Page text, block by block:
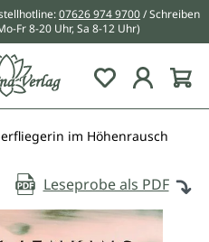
07626 974 9700/ Schreiben
Fr 8-20 Uhr, Sa 8-12 Uhr)
Du hast 0
im Höhenrausch
Leseprobe als PDF